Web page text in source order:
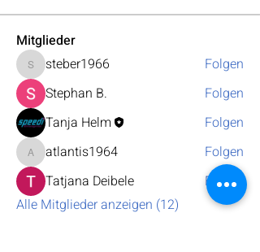
Mitglieder
steber1966
steber1966
Folgen
Stephan B.
Folgen
Tanja Helm
Folgen
atlantis1964
atlantis1964
Folgen
Tatjana Deibele
Folgen
Alle Mitglieder anzeigen (12)